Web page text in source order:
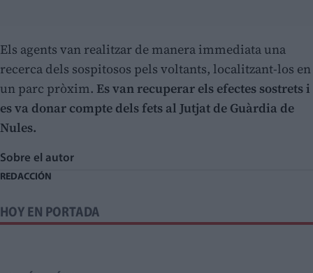
Els agents van realitzar de manera immediata una
recerca dels sospitosos pels voltants, localitzant-los en
un parc pròxim. Es van recuperar els efectes sostrets i
es va donar compte dels fets al Jutjat de Guàrdia de
Nules.
Sobre el autor
REDACCIÓN
HOY EN PORTADA